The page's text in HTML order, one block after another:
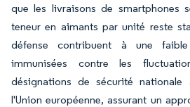
que les livraisons de smartphones
teneur en aimants par unité reste
défense contribuent à une
immunisées contre les
désignations de sécurité nationale
l'Union européenne, assurant un